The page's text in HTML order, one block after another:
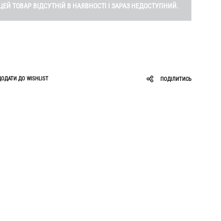
Ruslan Baginskiy
ТОВАР ВІДСУТНІЙ В НАЯВНОСТІ І ЗАРАЗ НЕДОСТУПНИЙ.
ДО WISHLIST ПОДІЛИТИСЬ